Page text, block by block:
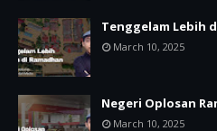
Tenggelam Lebih
March 10, 2025
Negeri Oplosan
March 10, 2025